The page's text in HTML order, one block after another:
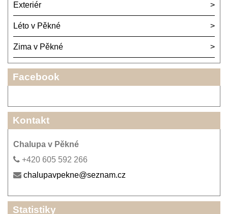
Exteriér
Léto v Pěkné
Zima v Pěkné
Facebook
Kontakt
Chalupa v Pěkné
+420 605 592 266
chalupavpekne@seznam.cz
Statistiky